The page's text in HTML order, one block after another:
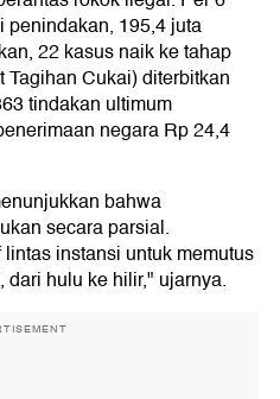
penindakan, 195,4 juta
22 kasus naik ke tahap
Cukai) diterbitkan
tindakan ultimum
negara Rp 24,4
bahwa
secara parsial.
instansi untuk memutus
hulu ke hilir," ujarnya.